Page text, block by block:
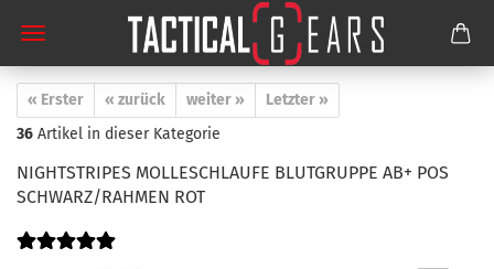
« Erster « zurück weiter »
Letzter »
36 Artikel in dieser Kategorie
NIGHTSTRIPES MOLLESCHLAUFE BLUTGRUPPE AB+ POS
SCHWARZ/RAHMEN ROT